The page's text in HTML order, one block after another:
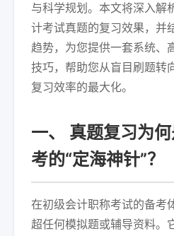
与科学规划。本文将深入解
计考试真题的复习效果，并
趋势，为您提供一套系统、
技巧，帮助您从盲目刷题转
复习效率的最大化。
一、 真题复习为
考的“定海神针”？
在初级会计职称考试的备考
超任何模拟题或辅导资料。